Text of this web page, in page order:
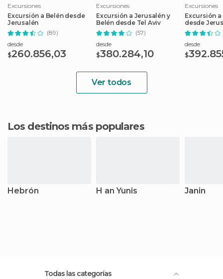
Excursiones
Excursión a Belén desde
Jerusalén
(89)
desde
$260.856,03
Excursiones
Excursión a Jerusalén y
Belén desde Tel Aviv
(57)
desde
$380.284,10
Excursiones
Excursión
desde
desde
$
Ver todos
Los destinos más populares
Hebrón H an Yunis Janin
Todas las categorías